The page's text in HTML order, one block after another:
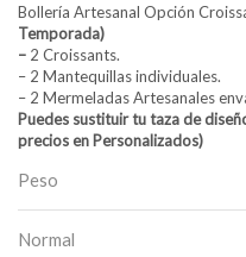
Bollería Artesanal Opción
Temporada)
– 2 Croissants.
– 2 Mantequillas individuales.
– 2 Mermeladas Artesanales
Puedes sustituir tu taza de
precios en Personalizados)
Peso
Normal